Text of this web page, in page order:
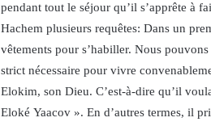
pendant tout le séjour qu’il s’apprête à
Hachem plusieurs requêtes: Dans un
vêtements pour s’habiller. Nous
strict nécessaire pour vivre
Elokim, son Dieu. C’est-à-dire qu’il
Eloké Yaacov ». En d’autres termes, il